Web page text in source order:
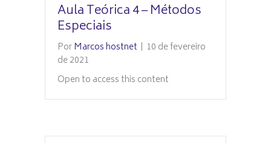
Aula Teórica 4 – Métodos
Especiais
PorMarcos hostnet | 10 de fevereiro
de 2021
Open to access this content